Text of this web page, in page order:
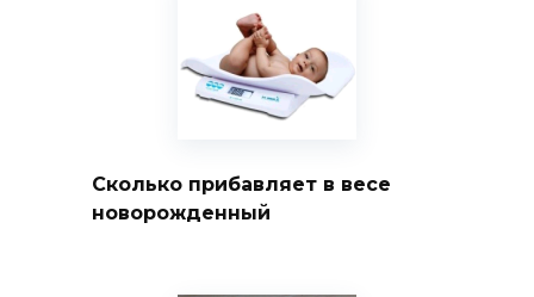
Сколько прибавляет в весе
новорожденный